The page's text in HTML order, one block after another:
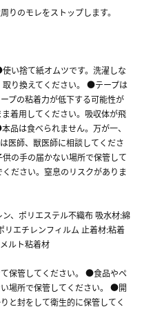
りのモレをストップします。
い捨て紙オムツです。洗濯しな
り換えてください。 ●テープは
プの粘着力が低下する可能性が
着用してください。吸収体が飛
品は食べられません。万が一、
医師、獣医師に相談してくださ
の手の届かない場所で保管して
ださい。窒息のリスクがありま
、ポリエステル不織布 吸水材:綿
リエチレンフィルム 止着材:粘着
ルト粘着材
保管してください。 ●食品やペ
場所で保管してください。 ●開
と封をして衛生的に保管してく